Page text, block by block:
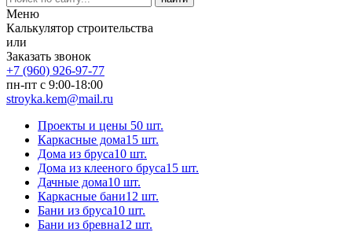
Меню
Калькулятор строительства
или
Заказать звонок
+7 (960) 926-97-77
пн-пт с 9:00-18:00
stroyka.kem@mail.ru
Проекты и цены 50 шт.
Каркасные дома15 шт.
Дома из бруса10 шт.
Дома из клееного бруса15 шт.
Дачные дома10 шт.
Каркасные бани12 шт.
Бани из бруса10 шт.
Бани из бревна12 шт.